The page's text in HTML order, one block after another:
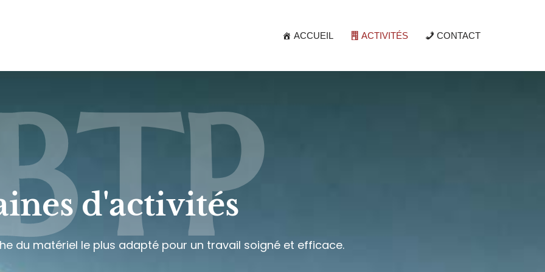
ACCUEIL ACTIVITÉS CONTACT
d'activités
du matériel le plus adapté pour un travail soigné et efficace.